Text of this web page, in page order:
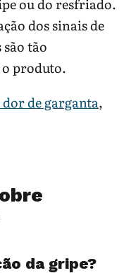
dos sinais de
tão
produto.
dor de garganta,
da gripe?